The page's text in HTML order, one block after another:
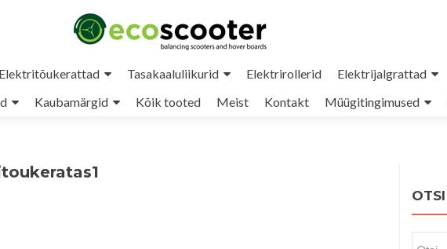
Elektritõukerattad Tasakaaluliikurid Elektrirollerid Elektrijalgrattad
Kaubamärgid Kõik tooted Meist Kontakt Müügitingimused
OTSI